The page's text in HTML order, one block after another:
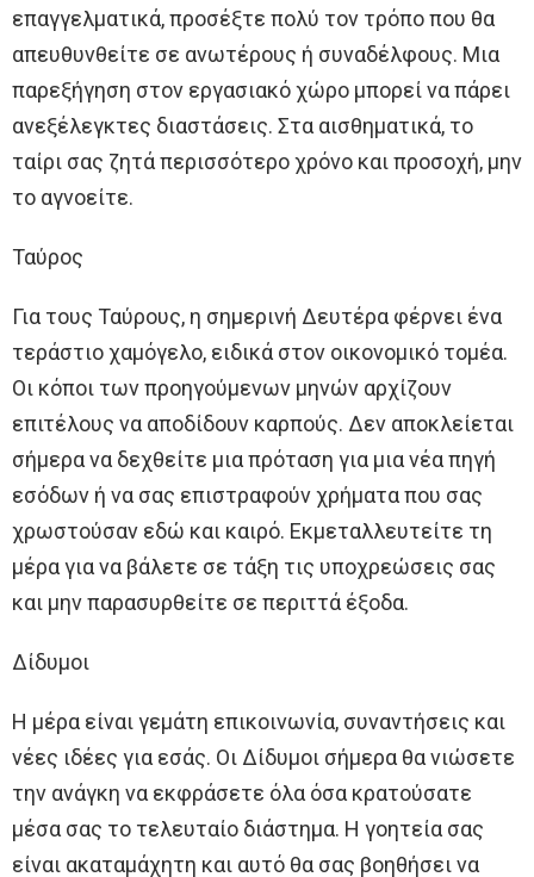
επαγγελματικά, προσέξτε πολύ τον τρόπο που θα
απευθυνθείτε σε ανωτέρους ή συναδέλφους. Μια
παρεξήγηση στον εργασιακό χώρο μπορεί να πάρει
ανεξέλεγκτες διαστάσεις. Στα αισθηματικά, το
ταίρι σας ζητά περισσότερο χρόνο και προσοχή, μην
το αγνοείτε.
Ταύρος
Για τους Ταύρους, η σημερινή Δευτέρα φέρνει ένα
τεράστιο χαμόγελο, ειδικά στον οικονομικό τομέα.
Οι κόποι των προηγούμενων μηνών αρχίζουν
επιτέλους να αποδίδουν καρπούς. Δεν αποκλείεται
σήμερα να δεχθείτε μια πρόταση για μια νέα πηγή
εσόδων ή να σας επιστραφούν χρήματα που σας
χρωστούσαν εδώ και καιρό. Εκμεταλλευτείτε τη
μέρα για να βάλετε σε τάξη τις υποχρεώσεις σας
και μην παρασυρθείτε σε περιττά έξοδα.
Δίδυμοι
Η μέρα είναι γεμάτη επικοινωνία, συναντήσεις και
νέες ιδέες για εσάς. Οι Δίδυμοι σήμερα θα νιώσετε
την ανάγκη να εκφράσετε όλα όσα κρατούσατε
μέσα σας το τελευταίο διάστημα. Η γοητεία σας
είναι ακαταμάχητη και αυτό θα σας βοηθήσει να